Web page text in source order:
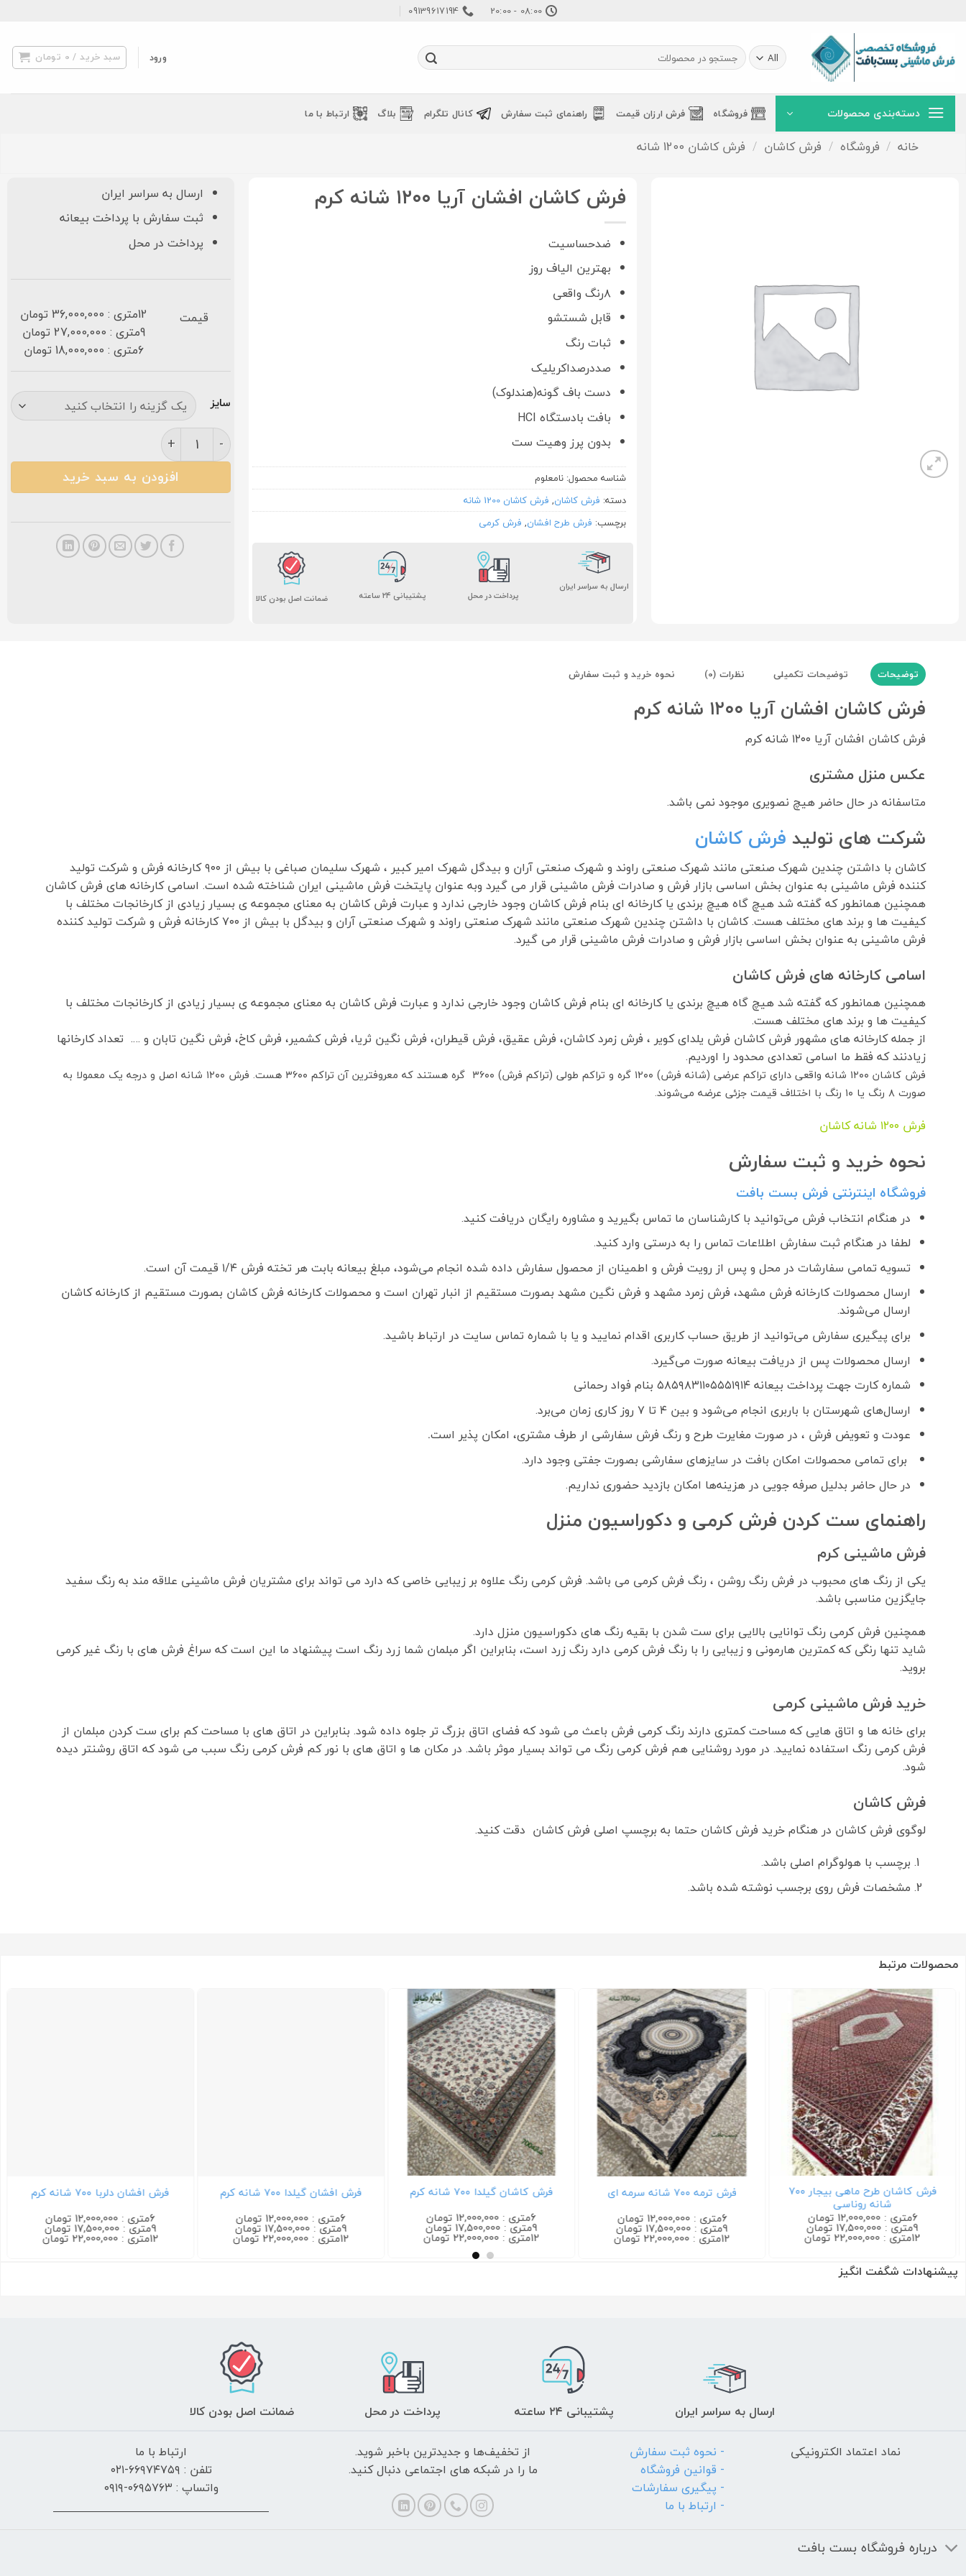
content
08:00 - 20:00
09139617194
جستجو
برای:
ورود سبد خرید / 0 تومان
دسته‌بندی محصولات فروشگاه فرش ارزان قیمت راهنمای ثبت سفارش کانال تلگرام بلاگ ارتباط با ما
خانه / فروشگاه / فرش کاشان / فرش کاشان 1200 شانه
فرش کاشان افشان آریا ۱۲۰۰ شانه کرم
ضدحساسیت
بهترین الیاف روز
۸رنگ واقعی
قابل شستشو
ثبات رنگ
صددرصداکریلیک
دست باف گونه(هندلوک)
بافت بادستگاه HCI
بدون پرز وهیت ست
شناسه محصول: نامعلوم
دسته: فرش کاشان, فرش کاشان 1200 شانه
برچسب: فرش طرح افشان, فرش کرمی
ارسال به سراسر ایران
پرداخت در محل پشتیبانی ۲۴ ساعته ضمانت اصل بودن کالا
ارسال به سراسر ایران
ثبت سفارش با پرداخت بیعانه
پرداخت در محل
قیمت
12متری : 36,000,000 تومان
9متری : 27,000,000 تومان
6متری : 18,000,000 تومان
سایز
فرش کاشان افشان آریا ۱۲۰۰ شانه کرم عدد
افزودن به سبد خرید
توضیحات توضیحات تکمیلی نظرات (0) نحوه خرید و ثبت سفارش
فرش کاشان افشان آریا ۱۲۰۰ شانه کرم
فرش کاشان افشان آریا ۱۲۰۰ شانه کرم
عکس منزل مشتری
متاسفانه در حال حاضر هیچ نصویری موجود نمی باشد.
شرکت های تولید فرش کاشان
کاشان با داشتن چندین شهرک صنعتی مانند شهرک صنعتی راوند و شهرک صنعتی آران و بیدگل شهرک امیر کبیر ، شهرک سلیمان صباغی با بیش از ۹۰۰ کارخانه فرش و شرکت تولید
کننده فرش ماشینی به عنوان بخش اساسی بازار فرش و صادرات فرش ماشینی قرار می گیرد وبه عنوان پایتخت فرش ماشینی ایران شناخته شده است. اسامی کارخانه های فرش کاشان
همچنین همانطور که گفته شد هیچ گاه هیچ برندی یا کارخانه ای بنام فرش کاشان وجود خارجی ندارد و عبارت فرش کاشان به معنای مجموعه ی بسیار زیادی از کارخانجات مختلف با
کیفیت ها و برند های مختلف هست. کاشان با داشتن چندین شهرک صنعتی مانند شهرک صنعتی راوند و شهرک صنعتی آران و بیدگل با بیش از ۷۰۰ کارخانه فرش و شرکت تولید کننده
فرش ماشینی به عنوان بخش اساسی بازار فرش و صادرات فرش ماشینی قرار می گیرد.
اسامی کارخانه های فرش کاشان
همچنین همانطور که گفته شد هیچ گاه هیچ برندی یا کارخانه ای بنام فرش کاشان وجود خارجی ندارد و عبارت فرش کاشان به معنای مجموعه ی بسیار زیادی از کارخانجات مختلف با
کیفیت ها و برند های مختلف هست.
از جمله کارخانه های مشهور فرش کاشان فرش یلدای کویر ، فرش زمرد کاشان، فرش عقیق، فرش قیطران، فرش نگین ثریا، فرش کشمیر، فرش کاخ، فرش نگین تابان و …. تعداد کارخانها
زیادنند که فقط ما اسامی تعدادی محدود را اوردیم.
فرش کاشان ۱۲۰۰ شانه واقعی دارای تراکم عرضی (شانه فرش) ۱۲۰۰ گره و تراکم طولی (تراکم فرش) ۳۶۰۰ گره هستند که معروفترین آن تراکم ۳۶۰۰ هست. فرش ۱۲۰۰ شانه اصل و درجه یک معمولا به
صورت ۸ رنگ یا ۱۰ رنگ با اختلاف قیمت جزئی عرضه می‌شوند.
فرش ١٢٠٠ شانه کاشان
نحوه خرید و ثبت سفارش
فروشگاه اینترنتی فرش بست بافت
در هنگام انتخاب فرش می‌توانید با کارشناسان ما تماس بگیرید و مشاوره رایگان دریافت کنید.
لطفا در هنگام ثبت سفارش اطلاعات تماس را به درستی وارد کنید.
تسویه تمامی سفارشات در محل و پس از رویت فرش و اطمینان از محصول سفارش داده شده انجام می‌شود، مبلغ بیعانه بابت هر تخته فرش ۱/۴ قیمت آن است.
ارسال محصولات کارخانه فرش مشهد، فرش زمرد مشهد و فرش نگین مشهد بصورت مستقیم از انبار تهران است و محصولات کارخانه فرش کاشان بصورت مستقیم از کارخانه کاشان
ارسال می‌شوند.
برای پیگیری سفارش می‌توانید از طریق حساب کاربری اقدام نمایید و یا با شماره تماس سایت در ارتباط باشید.
ارسال محصولات پس از دریافت بیعانه صورت می‌گیرد.
شماره کارت جهت پرداخت بیعانه ۵۸۵۹۸۳۱۱۰۵۵۵۱۹۱۴ بنام فواد رحمانی
ارسال‌های شهرستان با باربری انجام می‌شود و بین ۴ تا ۷ روز کاری زمان می‌برد.
عودت و تعویض فرش ، در صورت مغایرت طرح و رنگ فرش سفارشی ار طرف مشتری، امکان پذیر است.
برای تمامی محصولات امکان بافت در سایزهای سفارشی بصورت جفتی وجود دارد.
در حال حاضر بدلیل صرفه جویی در هزینه‌ها امکان بازدید حضوری نداریم.
راهنمای ست کردن فرش کرمی و دکوراسیون منزل
فرش ماشینی کرم
یکی از رنگ های محبوب در فرش رنگ روشن ، رنگ فرش کرمی می باشد. فرش کرمی رنگ علاوه بر زیبایی خاصی که دارد می تواند برای مشتریان فرش ماشینی علاقه مند به رنگ سفید
جایگزین مناسبی باشد.
همچنین فرش کرمی رنگ توانایی بالایی برای ست شدن با بقیه رنگ های دکوراسیون منزل دارد.
شاید تنها رنگی که کمترین هارمونی و زیبایی را با رنگ فرش کرمی دارد رنگ زرد است، بنابراین اگر مبلمان شما زرد رنگ است پیشنهاد ما این است که سراغ فرش های با رنگ غیر کرمی
بروید.
خرید فرش ماشینی کرمی
برای خانه ها و اتاق هایی که مساحت کمتری دارند رنگ کرمی فرش باعث می شود که فضای اتاق بزرگ تر جلوه داده شود. بنابراین در اتاق های با مساحت کم برای ست کردن مبلمان از
فرش کرمی رنگ استفاده نمایید. در مورد روشنایی هم فرش کرمی رنگ می تواند بسیار موثر باشد. در مکان ها و اتاق های با نور کم فرش کرمی رنگ سبب می شود که اتاق روشنتر دیده
شود.
فرش کاشان
لوگوی فرش کاشان در هنگام خرید فرش کاشان حتما به برچسپ اصلی فرش کاشان دقت کنید.
برچسب با هولوگرام اصلی باشد.
مشخصات فرش روی برجسب نوشته شده باشد.
محصولات مرتبط
فرش کاشان طرح ماهی بیجار ۷۰۰
شانه روناسی
6متری : 12,000,000 تومان
9متری : 17,500,000 تومان
12متری : 22,000,000 تومان
فرش ترمه ۷۰۰ شانه سرمه ای
6متری : 12,000,000 تومان
9متری : 17,500,000 تومان
12متری : 22,000,000 تومان
فرش کاشان گیلدا ۷۰۰ شانه کرم
6متری : 12,000,000 تومان
9متری : 17,500,000 تومان
12متری : 22,000,000 تومان
فرش افشان گیلدا ۷۰۰ شانه کرم
6متری : 12,000,000 تومان
9متری : 17,500,000 تومان
12متری : 22,000,000 تومان
فرش افشان دلربا ۷۰۰ شانه کرم
6متری : 12,000,000 تومان
9متری : 17,500,000 تومان
12متری : 22,000,000 تومان
پیشنهادات شگفت انگیز
ارسال به سراسر ایران پشتیبانی ۲۴ ساعته پرداخت در محل
ضمانت اصل بودن کالا
نماد اعتماد الکترونیکی
- نحوه ثبت سفارش
- قوانین فروشگاه
- پیگیری سفارشات
- ارتباط با ما
از تخفیف‌ها و جدیدترین‌ باخبر شوید.
ما را در شبکه های اجتماعی دنبال کنید.
ارتباط با ما
تلفن : ۶۶۹۷۴۷۵۹-۰۲۱
واتساپ : ۰۶۹۵۷۶۳-۰۹۱۹
درباره فروشگاه بست بافت